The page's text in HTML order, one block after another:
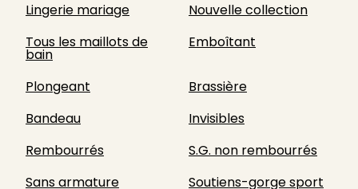
Lingerie mariage
Nouvelle collection
Tous les maillots de
bain
Emboîtant
Plongeant
Brassière
Bandeau
Invisibles
Rembourrés
S.G. non rembourrés
Sans armature
Soutiens-gorge sport